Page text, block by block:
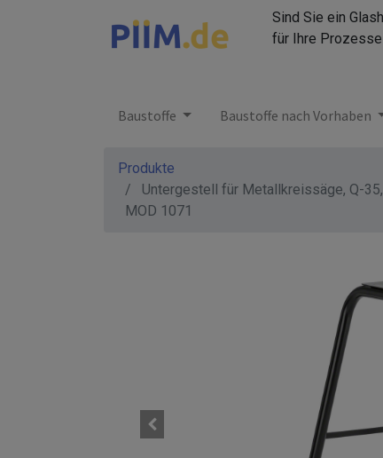
Sind Sie ein
für Ihre
Baustoffe
Baustoffe nach Vorhaben
Produkte
Untergestell für Metallkreissäge, Q-35,
MOD 1071